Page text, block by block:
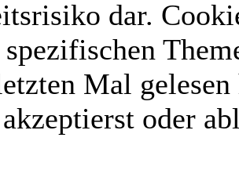
dar.
Mal
oder